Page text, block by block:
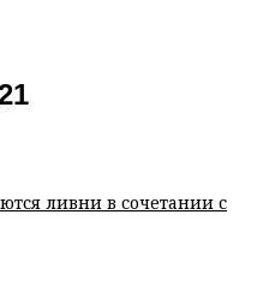
ливни в сочетании с